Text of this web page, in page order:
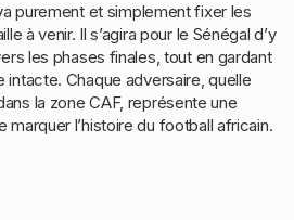
purement et simplement fixer les
à venir. Il s’agira pour le Sénégal d’y
les phases finales, tout en gardant
Chaque adversaire, quelle
la zone CAF, représente une
l’histoire du football africain.